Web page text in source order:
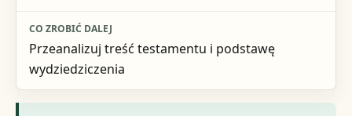
Przeanalizuj treść testamentu i podstawę
wydziedziczenia